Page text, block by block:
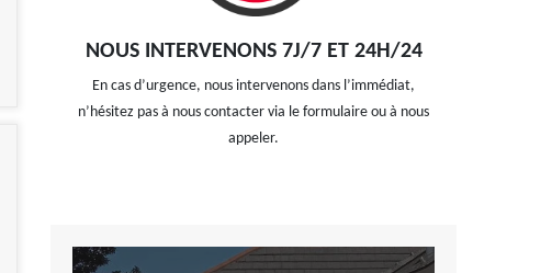
NOUS INTERVENONS 7J/7 ET 24H/24
En cas d’urgence, nous intervenons dans l’immédiat,
n’hésitez pas à nous contacter via le formulaire ou à nous
appeler.